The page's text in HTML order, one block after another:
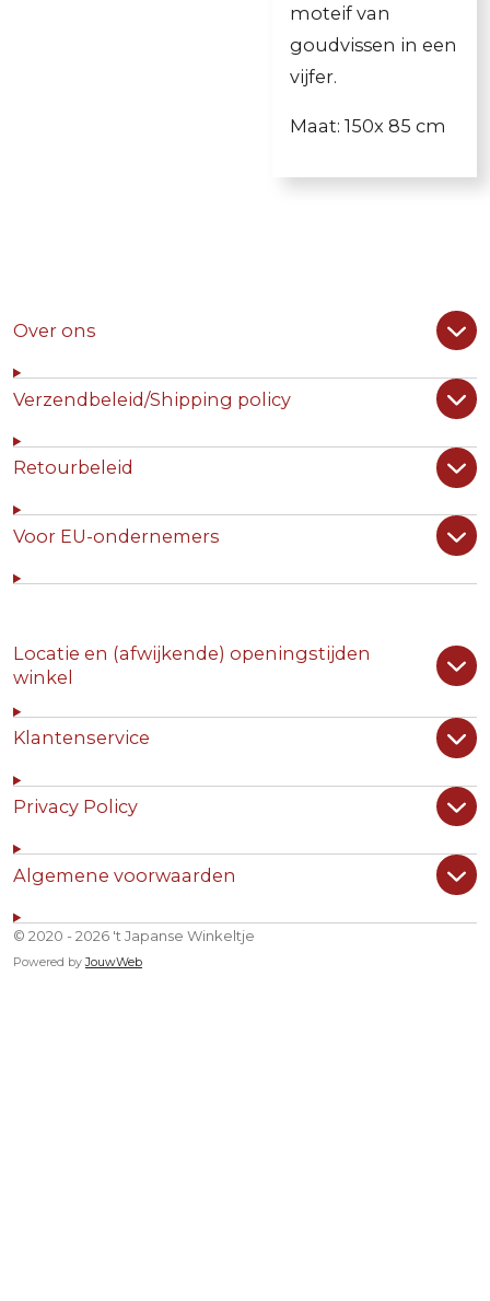
moteif van
goudvissen in een
vijfer.
Maat: 150x 85 cm
Over ons
Verzendbeleid/Shipping policy
Retourbeleid
Voor EU-ondernemers
Locatie en (afwijkende) openingstijden
winkel
Klantenservice
Privacy Policy
Algemene voorwaarden
© 2020 - 2026 't Japanse Winkeltje
Powered byJouwWeb